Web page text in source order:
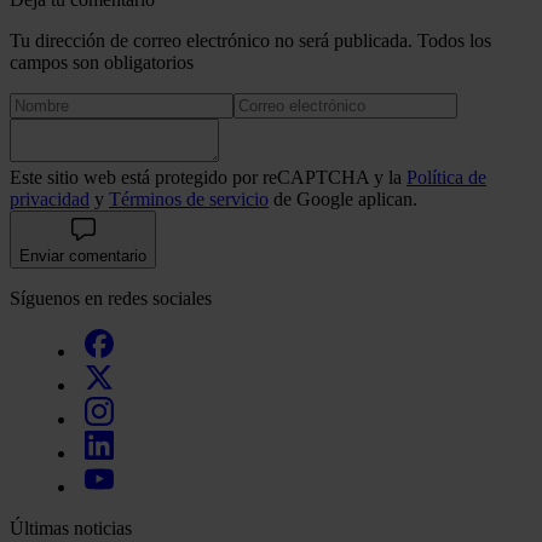
Tu dirección de correo electrónico no será publicada. Todos los
campos son obligatorios
Este sitio web está protegido por reCAPTCHA y la Política de
privacidad y Términos de servicio de Google aplican.
Enviar comentario
Síguenos en redes sociales
Últimas noticias